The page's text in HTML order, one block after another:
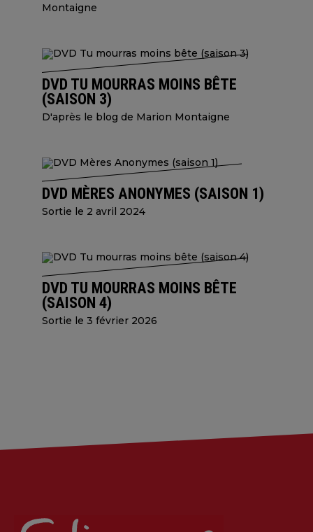
Montaigne
DVD TU MOURRAS MOINS BÊTE
(SAISON 3)
D'après le blog de Marion Montaigne
DVD MÈRES ANONYMES (SAISON 1)
Sortie le 2 avril 2024
DVD TU MOURRAS MOINS BÊTE
(SAISON 4)
Sortie le 3 février 2026